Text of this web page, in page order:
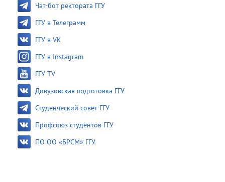
Чат-бот ректората ГГУ
ГГУ в Телеграмм
ГГУ в VK
ГГУ в Instagram
ГГУ TV
Довузовская подготовка ГГУ
Студенческий совет ГГУ
Профсоюз студентов ГГУ
ПО ОО «БРСМ» ГГУ